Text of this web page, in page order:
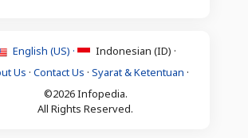
English (US) ·
Indonesian (ID) ·
Us · Contact Us · Syarat & Ketentuan ·
©2026 Infopedia.
All Rights Reserved.